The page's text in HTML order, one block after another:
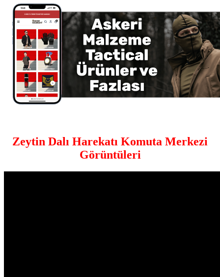
Zeytin Dalı Harekatı Komuta Merkezi
Görüntüleri